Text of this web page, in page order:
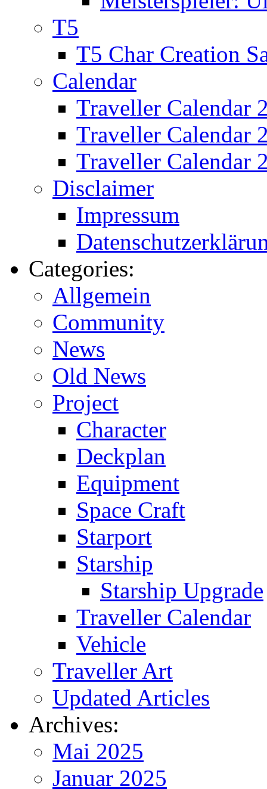
T5
T5 Char Creation
Calendar
Traveller Calendar
Traveller Calendar
Traveller Calendar
Disclaimer
Impressum
Categories:
Allgemein
Community
News
Old News
Project
Character
Deckplan
Equipment
Space Craft
Starport
Starship
Starship Upgrade
Traveller Calendar
Vehicle
Traveller Art
Updated Articles
Archives:
Mai 2025
Januar 2025